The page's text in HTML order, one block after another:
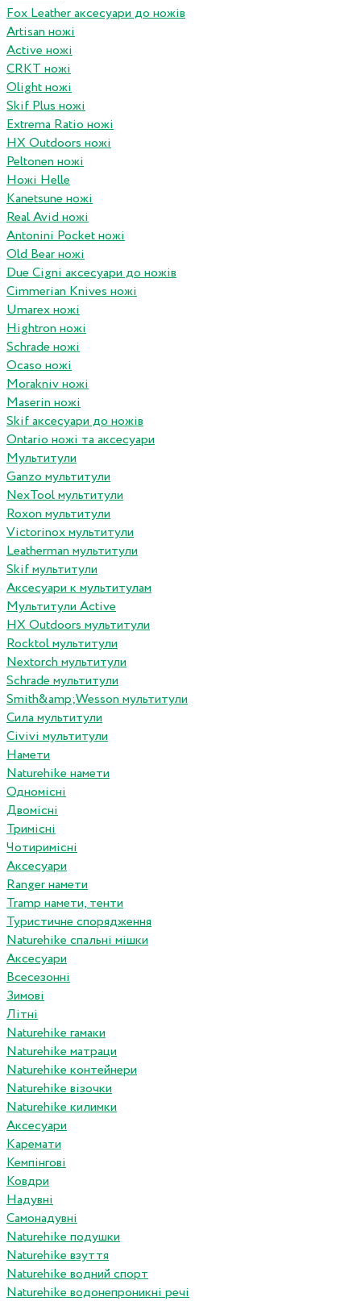
Fox Leather аксесуари до ножів
Artisan ножі
Active ножі
CRKT ножі
Olight ножі
Skif Plus ножі
Extrema Ratio ножі
HX Outdoors ножі
Peltonen ножі
Ножі Helle
Kanetsune ножі
Real Avid ножі
Antonini Pocket ножі
Old Bear ножі
Due Cigni аксесуари до ножів
Cimmerian Knives ножі
Umarex ножі
Hightron ножі
Schrade ножі
Ocaso ножі
Morakniv ножі
Maserin ножі
Skif аксесуари до ножів
Ontario ножі та аксесуари
Мультитули
Ganzo мультитули
NexTool мультитули
Roxon мультитули
Victorinox мультитули
Leatherman мультитули
Skif мультитули
Аксесуари к мультитулам
Мультитули Active
HX Outdoors мультитули
Rocktol мультитули
Nextorch мультитули
Schrade мультитули
Smith&amp;Wesson мультитули
Сила мультитули
Civivi мультитули
Намети
Naturehike намети
Одномісні
Двомісні
Тримісні
Чотиримісні
Аксесуари
Ranger намети
Tramp намети, тенти
Туристичне спорядження
Naturehike спальні мішки
Аксесуари
Всесезонні
Зимові
Літні
Naturehike гамаки
Naturehike матраци
Naturehike контейнери
Naturehike візочки
Naturehike килимки
Аксесуари
Каремати
Кемпінгові
Ковдри
Надувні
Самонадувні
Naturehike подушки
Naturehike взуття
Naturehike водний спорт
Naturehike водонепроникні речі